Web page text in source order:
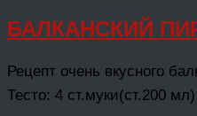
БАЛКАНСКИЙ
Рецепт очень вкусного
Тесто: 4 ст.муки(ст.200